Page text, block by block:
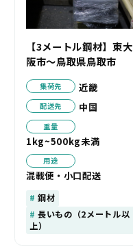
【3メートル鋼材】東大
阪市～鳥取県鳥取市
集荷先 近畿
配送先 中国
重量
1kg~500kg未満
用途
混載便・小口配送
鋼材
長いもの（2メートル以
上）